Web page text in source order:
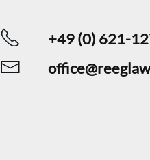
+49 (0) 621-